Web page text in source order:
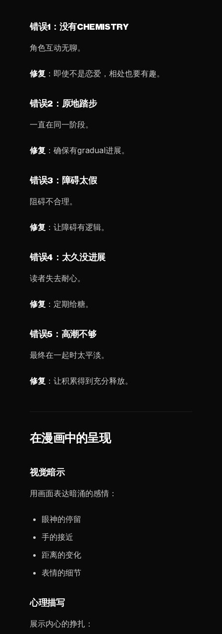
错误1：没有CHEMISTRY
角色互动无聊。
修复 ：即使不是恋爱，相处也要有趣。
错误2：原地踏步
一直在同一阶段。
修复 ：确保有gradual进展。
错误3：障碍太假
阻碍不合理。
修复 ：让障碍有逻辑。
错误4：太久没进展
读者失去耐心。
修复 ：定期给糖。
错误5：高潮不够
最终在一起时太平淡。
修复 ：让积累得到充分释放。
在漫画中的呈现
视觉暗示
用画面表达暗涌的感情：
眼神的停留
手的接近
距离的变化
表情的细节
心理描写
展示内心的挣扎：